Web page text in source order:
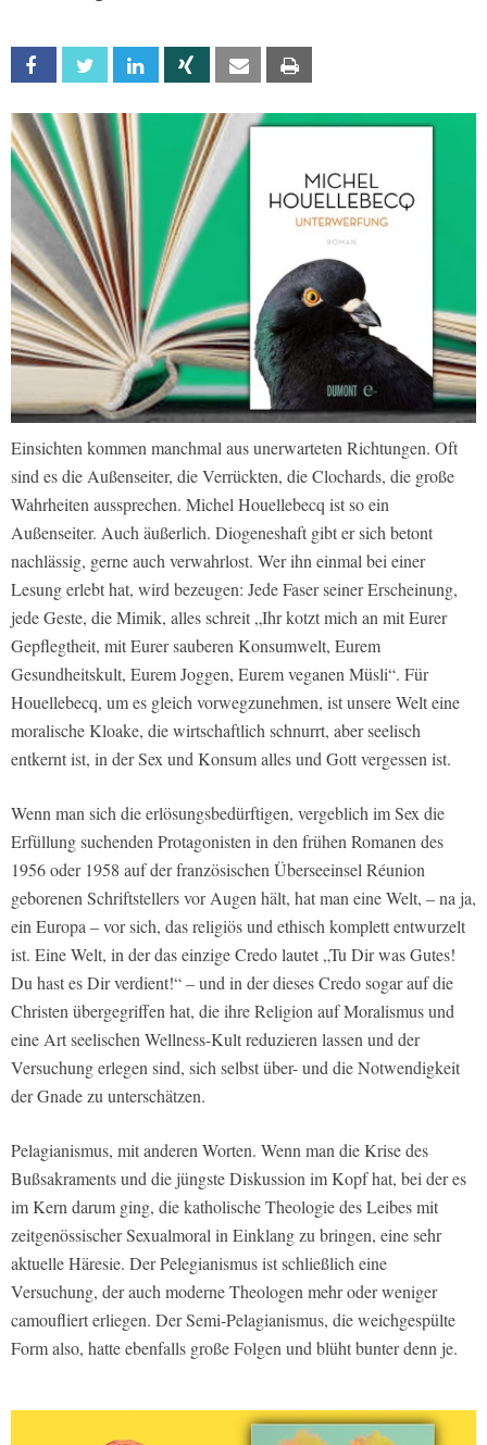
Facebook Twitter Linkedin Xing Email
Einsichten kommen manchmal aus unerwarteten Richtungen. Oft
sind es die Außenseiter, die Verrückten, die Clochards, die große
Wahrheiten aussprechen. Michel Houellebecq ist so ein
Außenseiter. Auch äußerlich. Diogeneshaft gibt er sich betont
nachlässig, gerne auch verwahrlost. Wer ihn einmal bei einer
Lesung erlebt hat, wird bezeugen: Jede Faser seiner Erscheinung,
jede Geste, die Mimik, alles schreit „Ihr kotzt mich an mit Eurer
Gepflegtheit, mit Eurer sauberen Konsumwelt, Eurem
Gesundheitskult, Eurem Joggen, Eurem veganen Müsli“. Für
Houellebecq, um es gleich vorwegzunehmen, ist unsere Welt eine
moralische Kloake, die wirtschaftlich schnurrt, aber seelisch
entkernt ist, in der Sex und Konsum alles und Gott vergessen ist.
Wenn man sich die erlösungsbedürftigen, vergeblich im Sex die
Erfüllung suchenden Protagonisten in den frühen Romanen des
1956 oder 1958 auf der französischen Überseeinsel Réunion
geborenen Schriftstellers vor Augen hält, hat man eine Welt, – na ja,
ein Europa – vor sich, das religiös und ethisch komplett entwurzelt
ist. Eine Welt, in der das einzige Credo lautet „Tu Dir was Gutes!
Du hast es Dir verdient!“ – und in der dieses Credo sogar auf die
Christen übergegriffen hat, die ihre Religion auf Moralismus und
eine Art seelischen Wellness-Kult reduzieren lassen und der
Versuchung erlegen sind, sich selbst über- und die Notwendigkeit
der Gnade zu unterschätzen.
Pelagianismus, mit anderen Worten. Wenn man die Krise des
Bußsakraments und die jüngste Diskussion im Kopf hat, bei der es
im Kern darum ging, die katholische Theologie des Leibes mit
zeitgenössischer Sexualmoral in Einklang zu bringen, eine sehr
aktuelle Häresie. Der Pelegianismus ist schließlich eine
Versuchung, der auch moderne Theologen mehr oder weniger
camoufliert erliegen. Der Semi-Pelagianismus, die weichgespülte
Form also, hatte ebenfalls große Folgen und blüht bunter denn je.